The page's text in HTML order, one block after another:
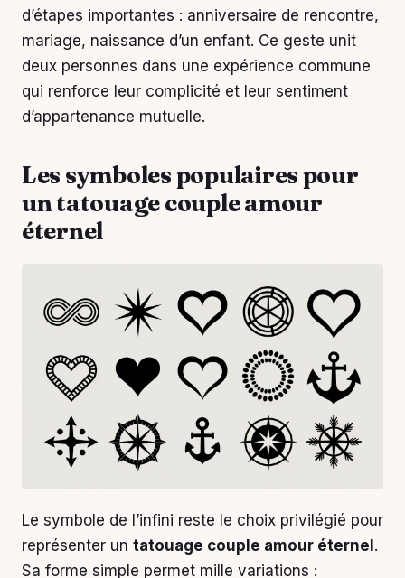
d’étapes importantes : anniversaire de rencontre,
mariage, naissance d’un enfant. Ce geste unit
deux personnes dans une expérience commune
qui renforce leur complicité et leur sentiment
d’appartenance mutuelle.
Les symboles populaires pour
un tatouage couple amour
éternel
Le symbole de l’infini reste le choix privilégié pour
représenter un tatouage couple amour éternel .
Sa forme simple permet mille variations :